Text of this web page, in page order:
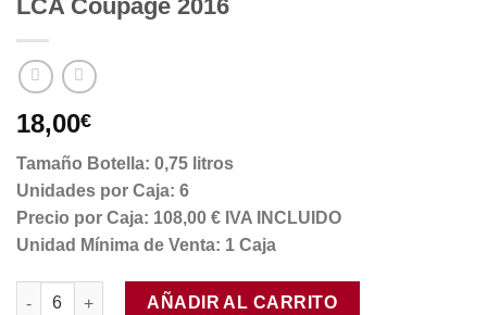
LCA Coupage 2016
18,00€
Tamaño Botella: 0,75 litros
Unidades por Caja: 6
Precio por Caja: 108,00 € IVA INCLUIDO
Unidad Mínima de Venta: 1 Caja
LCA Coupage 2016 cantidad
AÑADIR AL CARRITO